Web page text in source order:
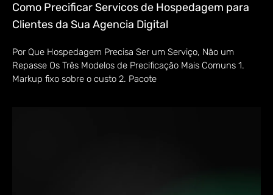
Como Precificar Servicos de Hospedagem para
Clientes da Sua Agencia Digital
Por Que Hospedagem Precisa Ser um Serviço, Não um
Repasse Os Três Modelos de Precificação Mais Comuns 1.
Markup fixo sobre o custo 2. Pacote